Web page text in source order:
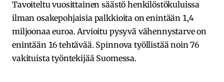
Tavoiteltu vuosittainen säästö henkilöstökuluissa
ilman osakepohjaisia palkkioita on enintään 1,4
miljoonaa euroa. Arvioitu pysyvä vähennystarve on
enintään 16 tehtävää. Spinnova työllistää noin 76
vakituista työntekijää Suomessa.